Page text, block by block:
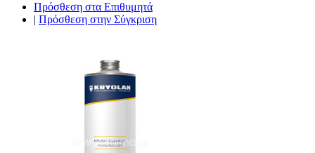
Πρόσθεση στα Επιθυμητά
| Πρόσθεση στην Σύγκριση